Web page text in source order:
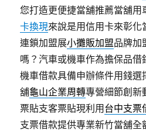
您打造更便捷當舖推薦當舖用
卡換現來說是用信用卡來彰化
連鎖加盟展小攤販加盟品牌加
嗎？汽車或機車作為擔保品借
機車借款具備申辦條件用錢選
舖龜山企業周轉專營細節創新
票貼支客票貼現利用 台中支票
支票借款提供專業新竹當舖全